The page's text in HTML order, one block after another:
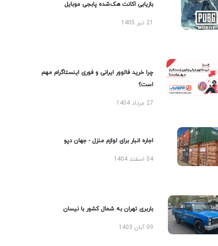
بازیابی اکانت هک‌شده پابجی موبایل
چرا خرید فالوور ایرانی و فوری اینستاگرام مهم
است؟
27 مرداد 1404
اجاره انبار برای لوازم منزل - جهان دپو
04 اسفند 1404
باربری تهران به شمال کشور با نیسان
09 آبان 1403